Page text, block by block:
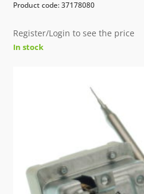
Product code: 37178080
Register/Login to see the price
In stock